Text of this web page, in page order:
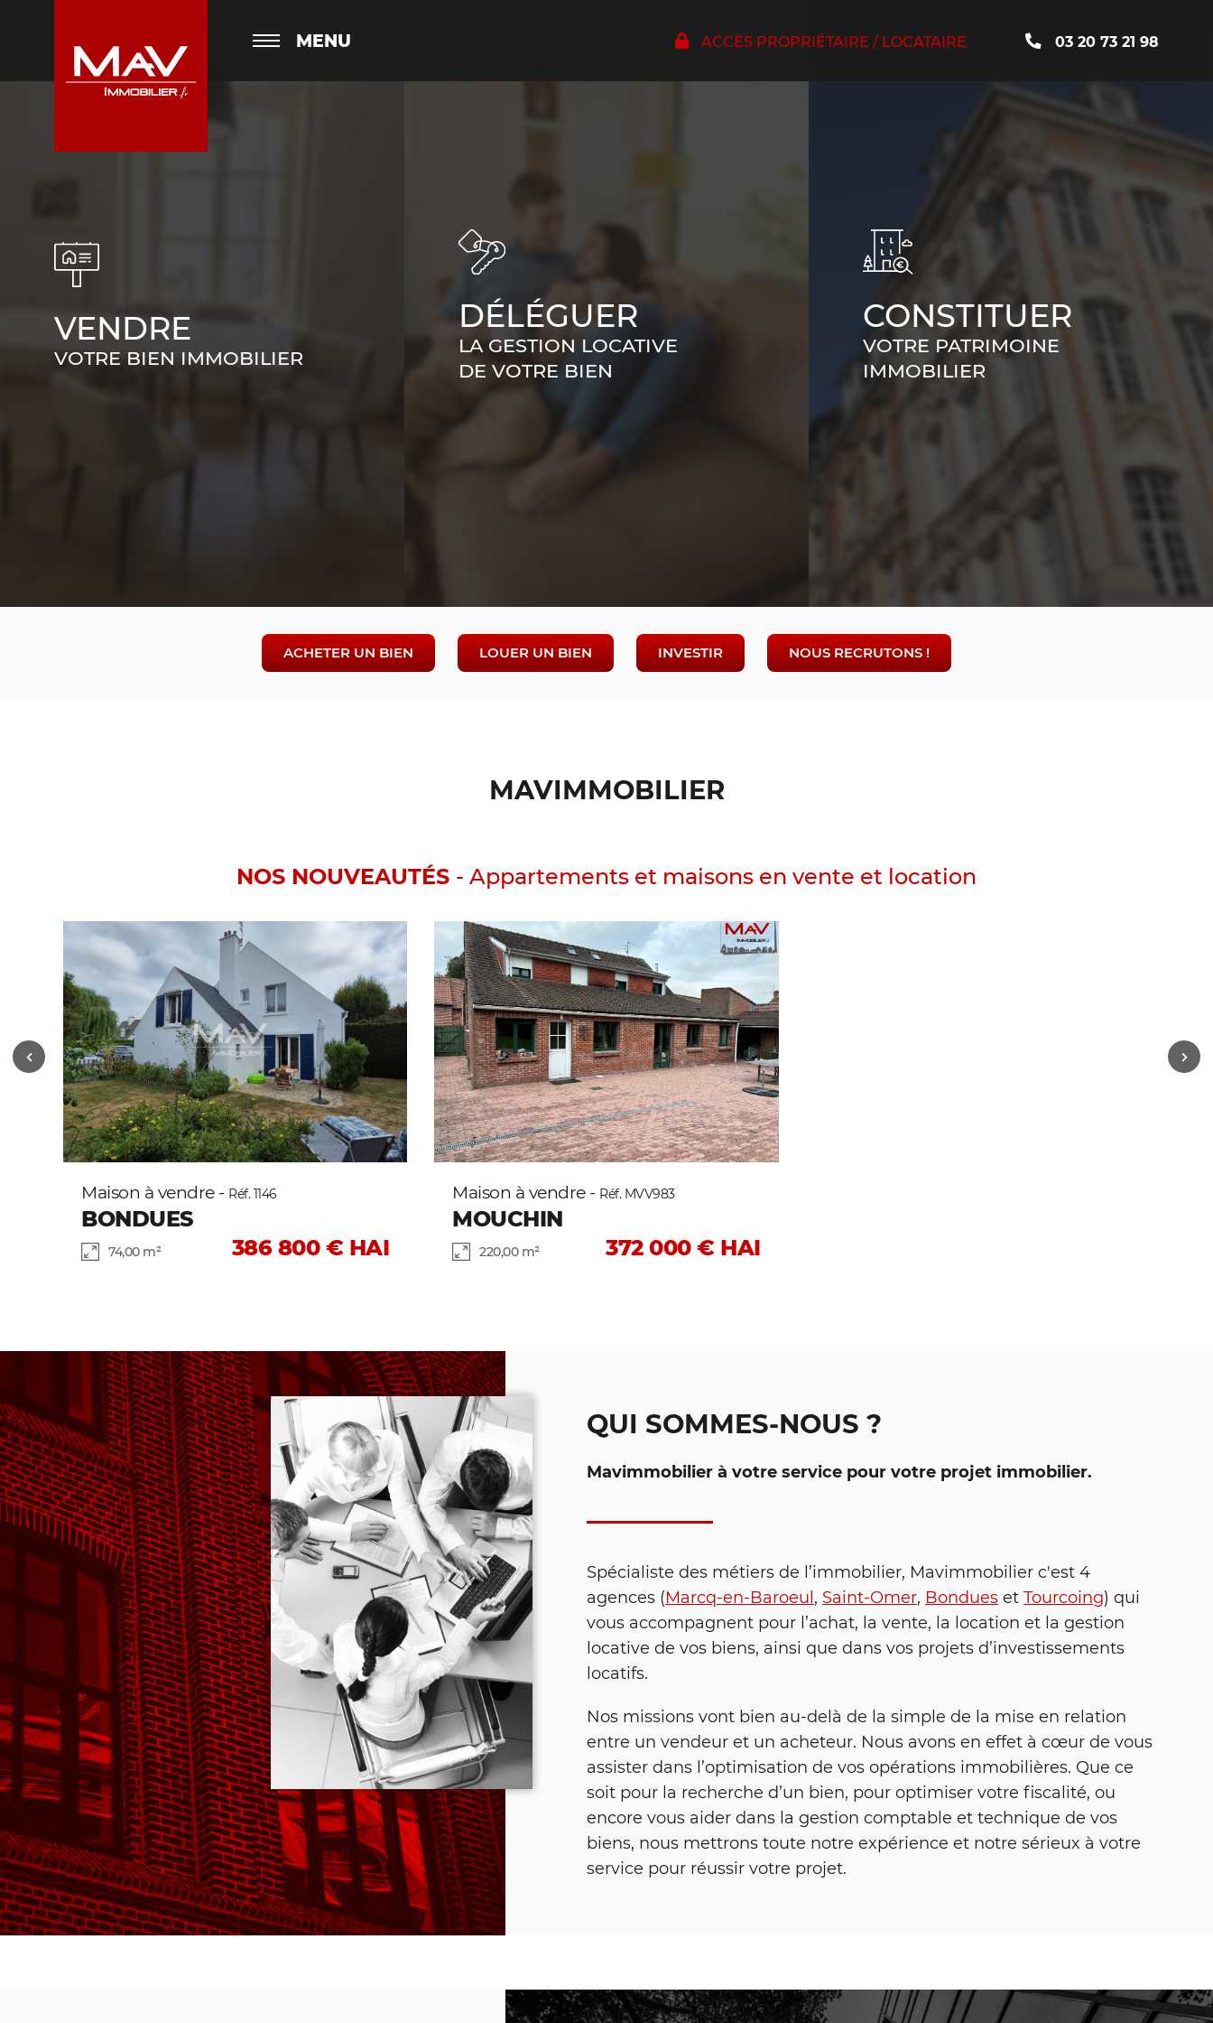
MENU ACCÈS PROPRIÉTAIRE / LOCATAIRE 03 20 73 21 98
VENDRE
VOTRE BIEN IMMOBILIER
DÉLÉGUER
LA GESTION LOCATIVE
DE VOTRE BIEN
CONSTITUER
VOTRE PATRIMOINE
IMMOBILIER
ACHETER UN BIEN LOUER UN BIEN INVESTIR NOUS RECRUTONS !
MAVIMMOBILIER
NOS NOUVEAUTÉS - Appartements et maisons en vente et location
Maison à vendre - Réf. 1146
BONDUES
74,00 m² 386 800 € HAI
Maison à vendre - Réf. MVV983
MOUCHIN
220,00 m² 372 000 € HAI
QUI SOMMES-NOUS ?
Mavimmobilier à votre service pour votre projet immobilier.
Spécialiste des métiers de l’immobilier, Mavimmobilier c'est 4
agences (Marcq-en-Baroeul, Saint-Omer, Bondues et Tourcoing) qui
vous accompagnent pour l’achat, la vente, la location et la gestion
locative de vos biens, ainsi que dans vos projets d’investissements
locatifs.
Nos missions vont bien au-delà de la simple de la mise en relation
entre un vendeur et un acheteur. Nous avons en effet à cœur de vous
assister dans l’optimisation de vos opérations immobilières. Que ce
soit pour la recherche d’un bien, pour optimiser votre fiscalité, ou
encore vous aider dans la gestion comptable et technique de vos
biens, nous mettrons toute notre expérience et notre sérieux à votre
service pour réussir votre projet.